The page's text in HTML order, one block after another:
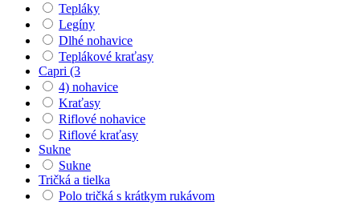
Tepláky
Legíny
Dlhé nohavice
Teplákové kraťasy
Capri (3
4) nohavice
Kraťasy
Riflové nohavice
Riflové kraťasy
Sukne
Sukne
Tričká a tielka
Polo tričká s krátkym rukávom